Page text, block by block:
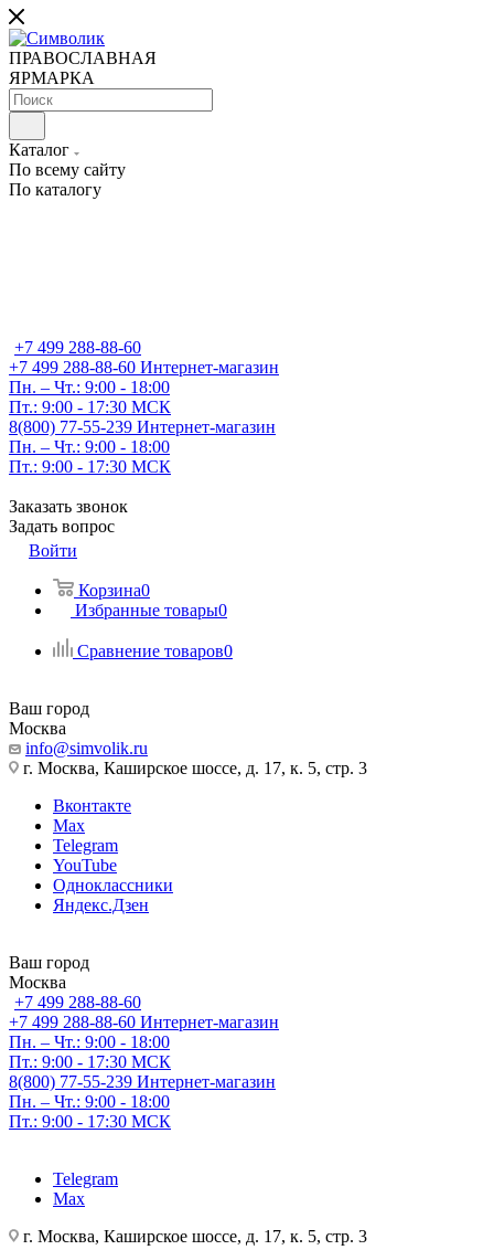
ПРАВОСЛАВНАЯ
ЯРМАРКА
Каталог
По всему сайту
По каталогу
+7 499 288-88-60
+7 499 288-88-60 Интернет-магазин
Пн. – Чт.: 9:00 - 18:00
Пт.: 9:00 - 17:30 МСК
8(800) 77-55-239 Интернет-магазин
Пн. – Чт.: 9:00 - 18:00
Пт.: 9:00 - 17:30 МСК
Заказать звонок
Задать вопрос
Войти
Корзина0
Избранные товары0
Сравнение товаров0
Ваш город
Москва
info@simvolik.ru
г. Москва, Каширское шоссе, д. 17, к. 5, стр. 3
Вконтакте
Max
Telegram
YouTube
Одноклассники
Яндекс.Дзен
Ваш город
Москва
+7 499 288-88-60
+7 499 288-88-60 Интернет-магазин
Пн. – Чт.: 9:00 - 18:00
Пт.: 9:00 - 17:30 МСК
8(800) 77-55-239 Интернет-магазин
Пн. – Чт.: 9:00 - 18:00
Пт.: 9:00 - 17:30 МСК
Telegram
Max
г. Москва, Каширское шоссе, д. 17, к. 5, стр. 3